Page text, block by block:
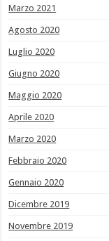
Marzo 2021
Agosto 2020
Luglio 2020
Giugno 2020
Maggio 2020
Aprile 2020
Marzo 2020
Febbraio 2020
Gennaio 2020
Dicembre 2019
Novembre 2019